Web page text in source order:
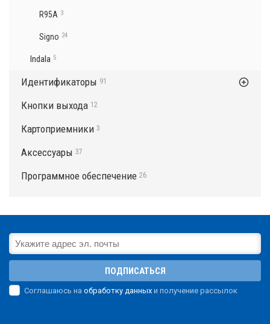
R95A 3
Signo 24
Indala 5
Идентификаторы 91
Кнопки выхода 12
Картоприемники 3
Аксессуары 37
Программное обеспечение 26
ПОДПИСАТЬСЯ
Соглашаюсь на обработку данных и получение рассылок